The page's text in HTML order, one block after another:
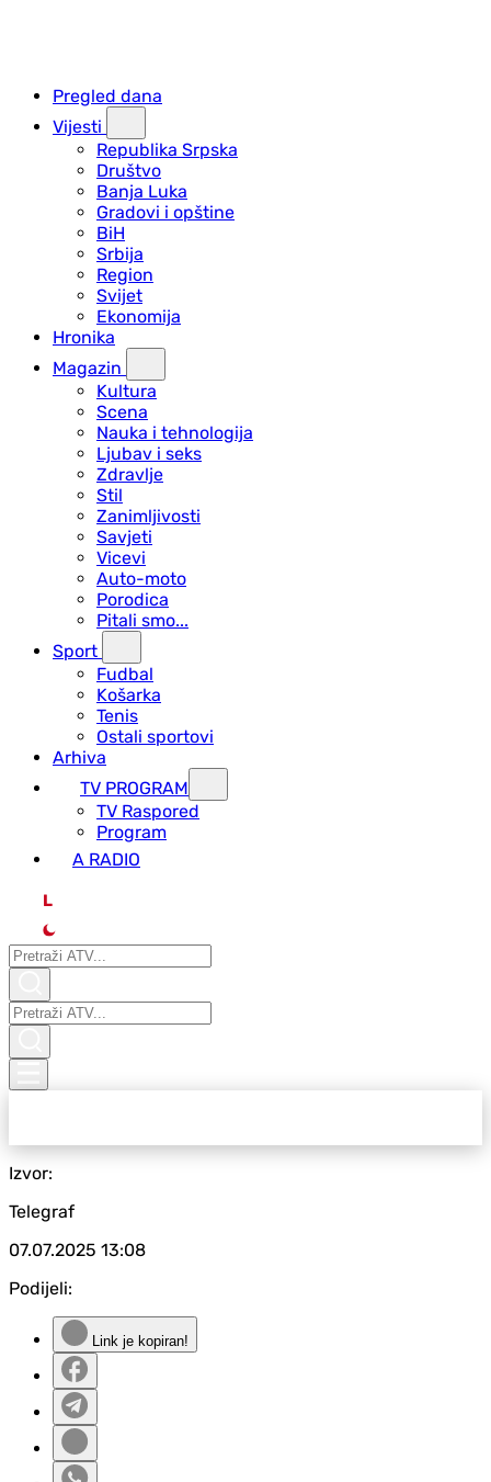
Pregled dana
Vijesti
Republika Srpska
Društvo
Banja Luka
Gradovi i opštine
BiH
Srbija
Region
Svijet
Ekonomija
Hronika
Magazin
Kultura
Scena
Nauka i tehnologija
Ljubav i seks
Zdravlje
Stil
Zanimljivosti
Savjeti
Vicevi
Auto-moto
Porodica
Pitali smo...
Sport
Fudbal
Košarka
Tenis
Ostali sportovi
Arhiva
TV PROGRAM
ТV Raspored
Program
A RADIO
L
Izvor:
Telegraf
07.07.2025 13:08
Podijeli:
Link je kopiran!